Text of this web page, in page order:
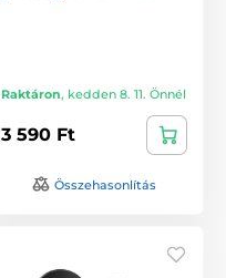
Raktáron, kedden 8. 11. Önnél
3 590 Ft
Összehasonlítás